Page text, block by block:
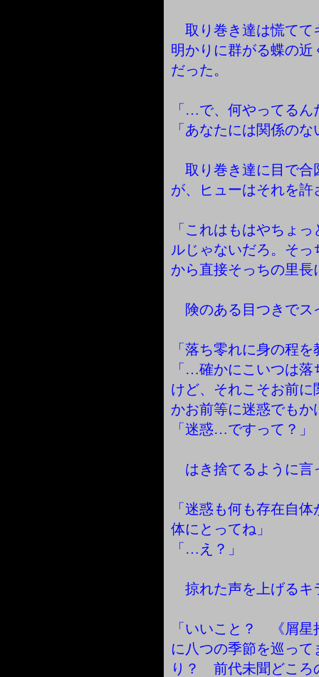
取り巻き達は慌てて
明かりに群がる蝶の
だった。
「…で、何やってるん
「あなたには関係の
取り巻き達に目で合
が、ヒューはそれを許
「これはもはやちょ
ルじゃないだろ。そ
から直接そっちの里
険のある目つきでス
「落ち零れに身の程
「…確かにこいつは
けど、それこそお前
かお前等に迷惑でもか
「迷惑…ですって？」
はき捨てるように言
「迷惑も何も存在自
体にとってね」
「…え？」
掠れた声を上げるキ
「いいこと？ 《屑星
に八つの季節を巡っ
り？ 前代未聞どころ